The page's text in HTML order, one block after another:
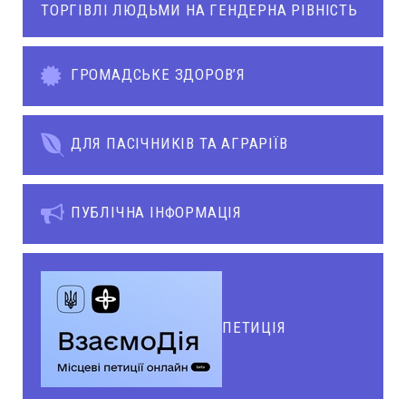
ТОРГІВЛІ ЛЮДЬМИ НА ГЕНДЕРНА РІВНІСТЬ
ГРОМАДСЬКЕ ЗДОРОВ’Я
ДЛЯ ПАСІЧНИКІВ ТА АГРАРІЇВ
ПУБЛІЧНА ІНФОРМАЦІЯ
ПЕТИЦІЯ